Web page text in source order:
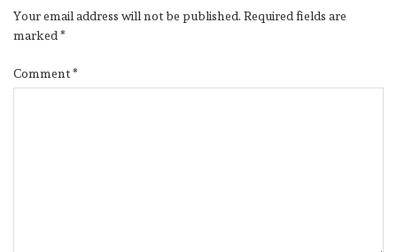
Your email address will not be published. Required fields are
marked*
Comment*